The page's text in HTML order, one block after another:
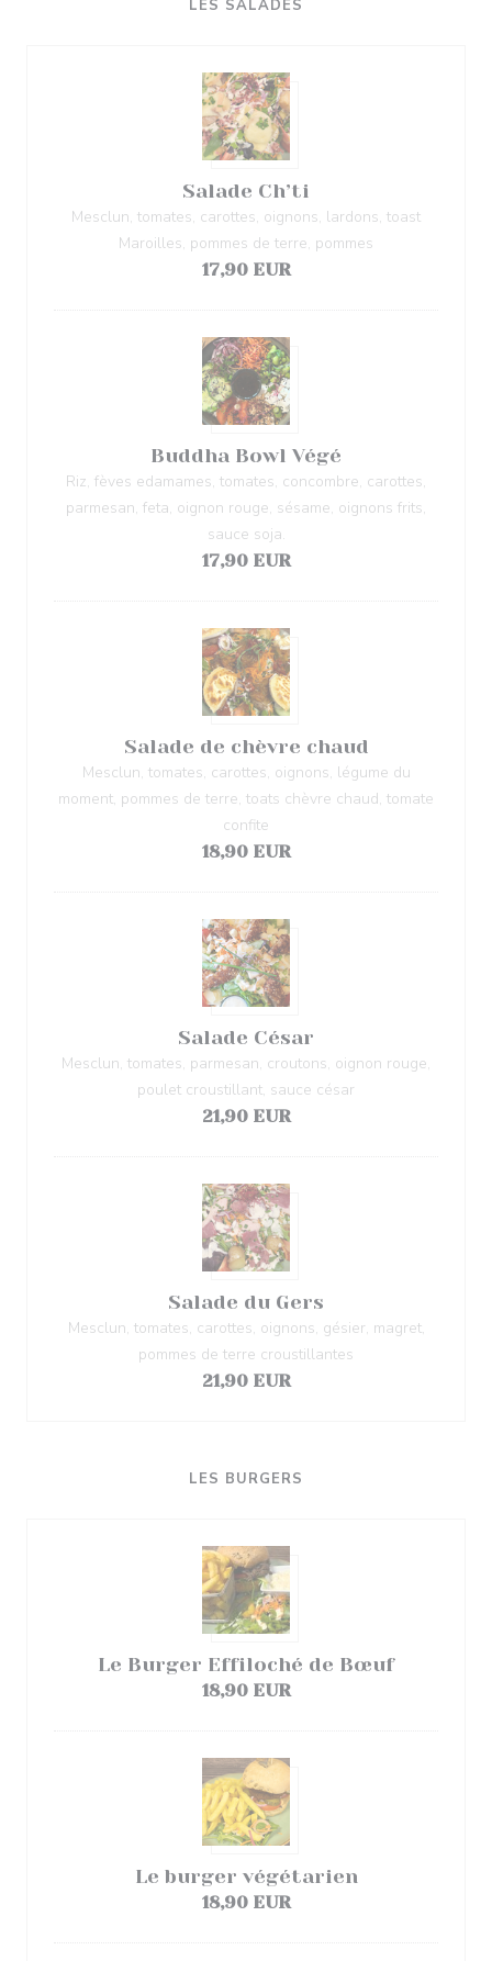
LES SALADES
Salade Ch’ti
Mesclun, tomates, carottes, oignons, lardons, toast
Maroilles, pommes de terre, pommes
17,90 EUR
Buddha Bowl Végé
Riz, fèves edamames, tomates, concombre, carottes,
parmesan, feta, oignon rouge, sésame, oignons frits,
sauce soja.
17,90 EUR
Salade de chèvre chaud
Mesclun, tomates, carottes, oignons, légume du
moment, pommes de terre, toats chèvre chaud, tomate
confite
18,90 EUR
Salade César
Mesclun, tomates, parmesan, croutons, oignon rouge,
poulet croustillant, sauce césar
21,90 EUR
Salade du Gers
Mesclun, tomates, carottes, oignons, gésier, magret,
pommes de terre croustillantes
21,90 EUR
LES BURGERS
Le Burger Effiloché de Bœuf
18,90 EUR
Le burger végétarien
18,90 EUR